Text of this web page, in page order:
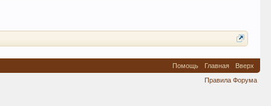
Помощь Главная
Вверх
Правила Форума